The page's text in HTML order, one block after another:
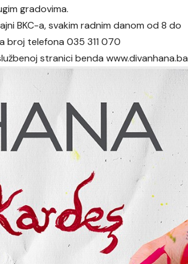
gradovima.
BKC-a, svakim radnim danom od 8 do
broj telefona 035 311 070
stranici bendawww.divanhana.ba